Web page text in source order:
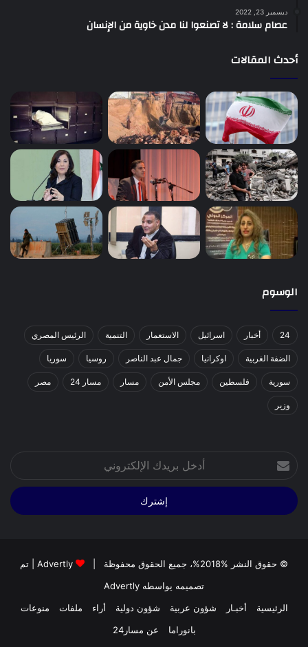
ديسمبر 23, 2022
عصام سلامة : لا تصنعوا لنا مدن خاوية من الإنسان
أحدث المقالات
الوسوم
24 أخبار اسرائيل الاستعمار التنمية الرئيس المصري
الضفة الغربية اوكرانيا جمال عبد الناصر روسيا سوريا
سورية فلسطين مجلس الأمن مسار مسار 24 مصر
وزير
بريدك
الإلكتروني
© حقوق النشر %2018%، جميع الحقوق محفوظة | Advertly | تم
تصميمه يواسطه Advertly
الرئيسية
أخبـار شؤون عربية شؤون دولية أراء ملفات
منوعات
بانوراما
عن مسار24